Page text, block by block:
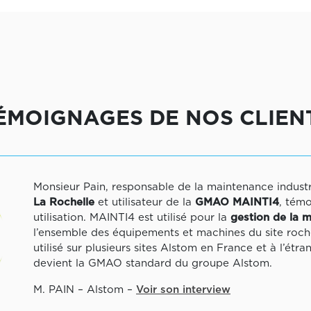
DE NOS
Monsieur Pain, responsable de la maintenance
La Rochelle et utilisateur de la GMAO MAINTI4,
utilisation. MAINTI4 est utilisé pour la gestion de la
l’ensemble des équipements et machines du site
utilisé sur plusieurs sites Alstom en France et à
devient la GMAO standard du groupe Alstom.
M. PAIN – Alstom – Voir son interview